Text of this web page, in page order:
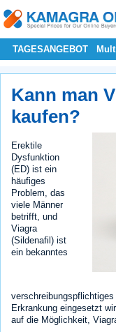
TAGESANGEBOT
Kann man
kaufen?
Erektile
Dysfunktion
(ED) ist ein
häufiges
Problem, das
viele Männer
betrifft, und
Viagra
(Sildenafil) ist
ein bekanntes
Erkrankung eingesetzt
auf die Möglichkeit,